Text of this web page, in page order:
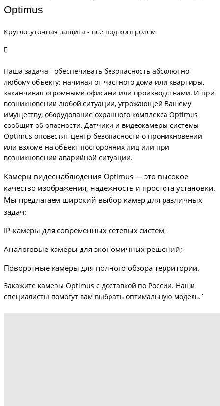
Optimus
Круглосуточная защита - все под контролем
Наша задача - обеспечивать безопасность абсолютно
любому объекту: начиная от частного дома или квартиры,
заканчивая огромными офисами или производствами. И при
возникновении любой ситуации, угрожающей Вашему
имуществу, оборудование охранного комплекса Optimus
сообщит об опасности. Датчики и видеокамеры системы
Optimus оповестят центр безопасности о проникновении
или взломе на объект посторонних лиц или при
возникновении аварийной ситуации.
Камеры видеонаблюдения Optimus — это высокое
качество изображения, надежность и простота установки.
Мы предлагаем широкий выбор камер для различных
задач:
IP-камеры для современных сетевых систем;
Аналоговые камеры для экономичных решений;
Поворотные камеры для полного обзора территории.
Закажите камеры Optimus с доставкой по России. Наши
специалисты помогут вам выбрать оптимальную модель.`